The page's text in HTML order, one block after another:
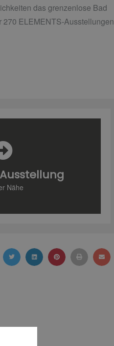
das grenzenlose Bad
ELEMENTS-Ausstellungen
Ausstellung
Nähe